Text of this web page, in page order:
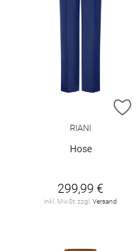
RIANI
Hose
299,99 €
inkl. MwSt. zzgl. Versand